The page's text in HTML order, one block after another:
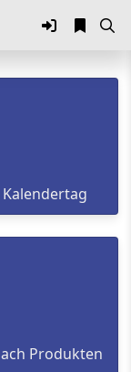
Produkten